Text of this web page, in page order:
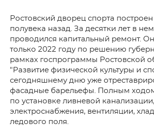
Ростовский дворец спорта
полувека назад. За десятки лет в
проводился капитальный ремонт. Он
только 2022 году по решению
рамках госпрограммы Ростовской
"Развитие физической культуры и
сегодняшнему дню уже
фасадные барельефы. Полным
по установке ливневой канализации,
электроснабжения, вентиляции,
ледового поля.